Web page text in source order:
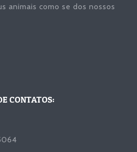
animais como se dos nossos
CONTATOS: